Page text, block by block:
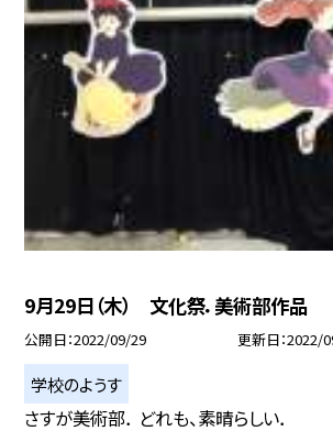
9月29日（木） 文化祭．美術部作品
公開日 2022/09/29 更新日 2022/
学校のようす
さすが美術部． どれも、素晴らしい．